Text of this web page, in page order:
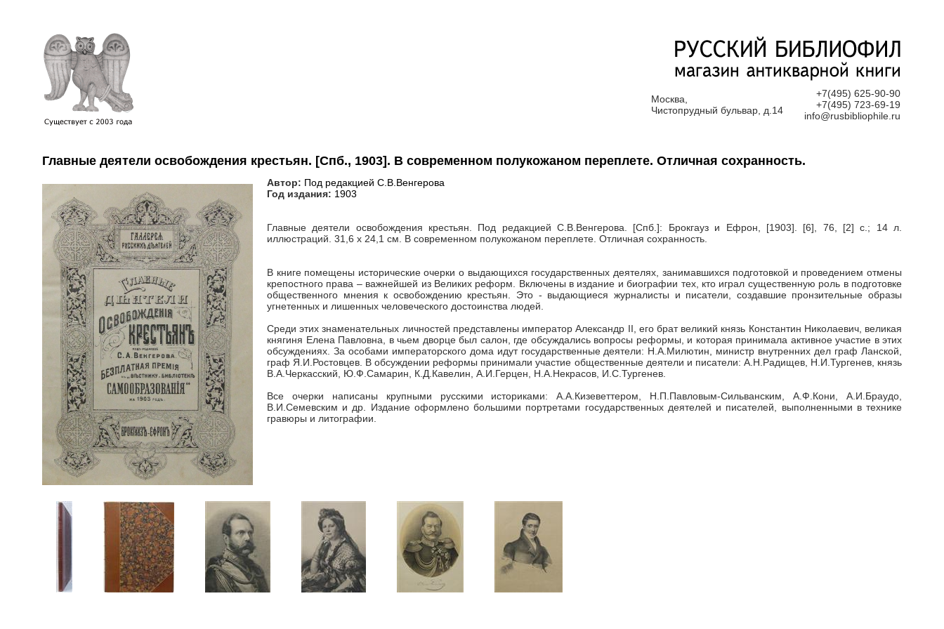
Москва,
Чистопрудный бульвар, д.14
+7(495) 625-90-90
+7(495) 723-69-19
info@rusbibliophile.ru
Главные деятели освобождения крестьян. [Спб., 1903]. В современном полукожаном переплете. Отличная сохранность.
Автор: Под редакцией С.В.Венгерова
Год издания: 1903
Главные деятели освобождения крестьян. Под редакцией С.В.Венгерова. [Спб.]: Брокгауз и Ефрон, [1903]. [6], 76, [2] с.; 14 л.
иллюстраций. 31,6 х 24,1 см. В современном полукожаном переплете. Отличная сохранность.
В книге помещены исторические очерки о выдающихся государственных деятелях, занимавшихся подготовкой и проведением отмены
крепостного права – важнейшей из Великих реформ. Включены в издание и биографии тех, кто играл существенную роль в подготовке
общественного мнения к освобождению крестьян. Это - выдающиеся журналисты и писатели, создавшие пронзительные образы
угнетенных и лишенных человеческого достоинства людей.
Среди этих знаменательных личностей представлены император Александр II, его брат великий князь Константин Николаевич, великая
княгиня Елена Павловна, в чьем дворце был салон, где обсуждались вопросы реформы, и которая принимала активное участие в этих
обсуждениях. За особами императорского дома идут государственные деятели: Н.А.Милютин, министр внутренних дел граф Ланской,
граф Я.И.Ростовцев. В обсуждении реформы принимали участие общественные деятели и писатели: А.Н.Радищев, Н.И.Тургенев, князь
В.А.Черкасский, Ю.Ф.Самарин, К.Д.Кавелин, А.И.Герцен, Н.А.Некрасов, И.С.Тургенев.
Все очерки написаны крупными русскими историками: А.А.Кизеветтером, Н.П.Павловым-Сильванским, А.Ф.Кони, А.И.Браудо,
В.И.Семевским и др. Издание оформлено большими портретами государственных деятелей и писателей, выполненными в технике
гравюры и литографии.